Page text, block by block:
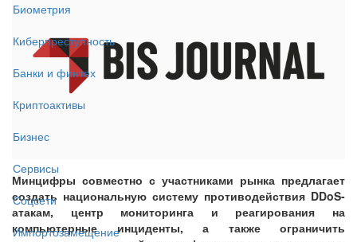
Биометрия
Киберпреступность
Банки и финтех
Криптоактивы
Бизнес
Сервисы
Соцсети
Импортозамещение
Минцифры совместно с участниками рынка предлагает
создать национальную систему противодействия DDoS-
атакам, центр мониторинга и реагирования на
компьютерные инциденты, а также ограничить